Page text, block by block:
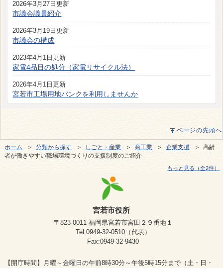
2026年3月27日更新
市議会議員紹介
2026年3月19日更新
市議会の構成
2023年4月1日更新
家電4品目の処分（家電リサイクル法）
2026年4月1日更新
宮若市工場用地バンクを利用しませんか
ページの先頭へ
ホーム ＞分類から探す ＞ しごと・産業 ＞商工業 ＞企業支援
＞ 高齢
者が働きやすい職場環境づくりの支援制度のご紹介
もっと見る（全2件）
宮若市役所
〒823-0011 福岡県宮若市宮田２９番地１
Tel:0949-32-0510（代表）
Fax:0949-32-9430
【開庁時間】月曜～金曜日の午前8時30分～午後5時15分まで（土・日・